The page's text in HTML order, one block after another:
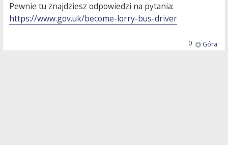
Pewnie tu znajdziesz odpowiedzi na pytania:
https://www.gov.uk/become-lorry-bus-driver
Góra
0